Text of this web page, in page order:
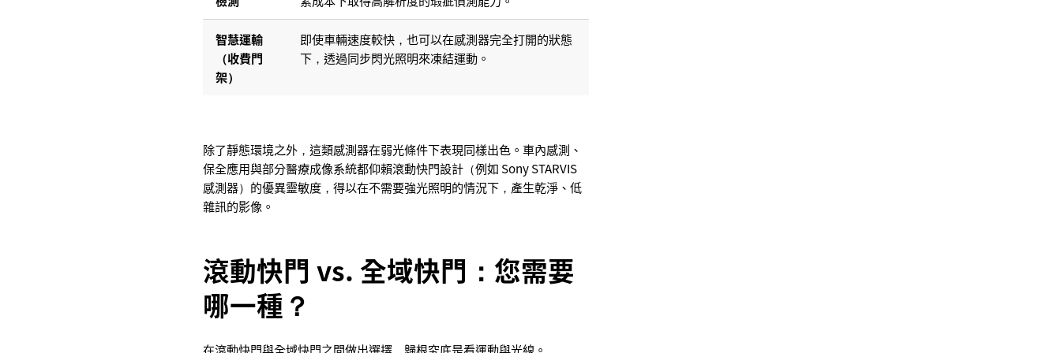
智慧運輸
（收費門
架）
即使車輛速度較快，也可以在感測器完全打開的狀態
下，透過同步閃光照明來凍結運動。
除了靜態環境之外，這類感測器在弱光條件下表現同樣出色。車內感測、
保全應用與部分醫療成像系統都仰賴滾動快門設計（例如 Sony STARVIS
感測器）的優異靈敏度，得以在不需要強光照明的情況下，產生乾淨、低
雜訊的影像。
滾動快門 vs. 全域快門：您需要
哪一種？
在滾動快門與全域快門之間做出選擇，歸根究底是看運動與光線。